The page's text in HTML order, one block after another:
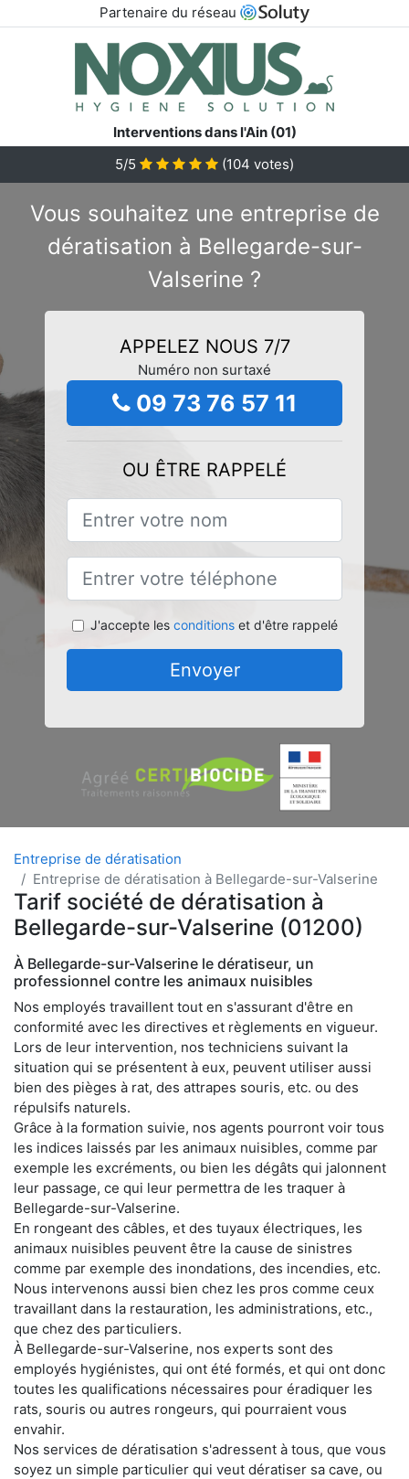
Partenaire du réseau
Interventions dans l'Ain (01)
5/5
(104 votes)
Vous souhaitez une entreprise de
dératisation à Bellegarde-sur-
Valserine ?
APPELEZ NOUS 7/7
Numéro non surtaxé
09 73 76 57 11
OU ÊTRE RAPPELÉ
J'accepte les conditionset d'être rappelé
Envoyer
Entreprise de dératisation
Entreprise de dératisation à Bellegarde-sur-Valserine
Tarif société de dératisation à
Bellegarde-sur-Valserine (01200)
À Bellegarde-sur-Valserine le dératiseur, un
professionnel contre les animaux nuisibles
Nos employés travaillent tout en s'assurant d'être en
conformité avec les directives et règlements en vigueur.
Lors de leur intervention, nos techniciens suivant la
situation qui se présentent à eux, peuvent utiliser aussi
bien des pièges à rat, des attrapes souris, etc. ou des
répulsifs naturels.
Grâce à la formation suivie, nos agents pourront voir tous
les indices laissés par les animaux nuisibles, comme par
exemple les excréments, ou bien les dégâts qui jalonnent
leur passage, ce qui leur permettra de les traquer à
Bellegarde-sur-Valserine.
En rongeant des câbles, et des tuyaux électriques, les
animaux nuisibles peuvent être la cause de sinistres
comme par exemple des inondations, des incendies, etc.
Nous intervenons aussi bien chez les pros comme ceux
travaillant dans la restauration, les administrations, etc.,
que chez des particuliers.
À Bellegarde-sur-Valserine, nos experts sont des
employés hygiénistes, qui ont été formés, et qui ont donc
toutes les qualifications nécessaires pour éradiquer les
rats, souris ou autres rongeurs, qui pourraient vous
envahir.
Nos services de dératisation s'adressent à tous, que vous
soyez un simple particulier qui veut dératiser sa cave, ou